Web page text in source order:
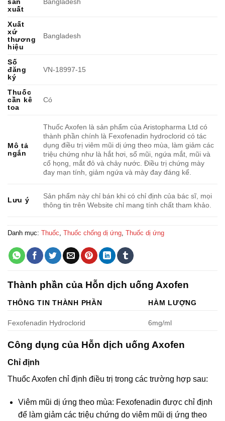
xuất
Xuất
xứ
thương
hiệu
Bangladesh
Số
đăng
ký
VN-18997-15
Thuốc
cần kê
toa
Có
Mô tả
ngắn
Thuốc Axofen là sản phẩm của Aristopharma Ltd có
thành phần chính là Fexofenadin hydroclorid có tác
dụng điều trị viêm mũi dị ứng theo mùa, làm giảm các
triệu chứng như là hắt hơi, sổ mũi, ngứa mắt, mũi và
cổ họng, mắt đỏ và chảy nước. Điều trị chứng mày
đay mạn tính, giảm ngứa và mày đay đáng kể.
Lưu ý
Sản phẩm này chỉ bán khi có chỉ định của bác sĩ, mọi
thông tin trên Website chỉ mang tính chất tham khảo.
Danh mục: Thuốc Thuốc chống dị ứng Thuốc dị ứng
Thành phần của Hỗn dịch uống Axofen
THÔNG TIN THÀNH PHẦN HÀM LƯỢNG
Fexofenadin Hydroclorid 6mg/ml
Công dụng của Hỗn dịch uống Axofen
Chỉ định
Thuốc Axofen chỉ định điều trị trong các trường hợp sau:
Viêm mũi dị ứng theo mùa: Fexofenadin được chỉ định
để làm giảm các triệu chứng do viêm mũi dị ứng theo